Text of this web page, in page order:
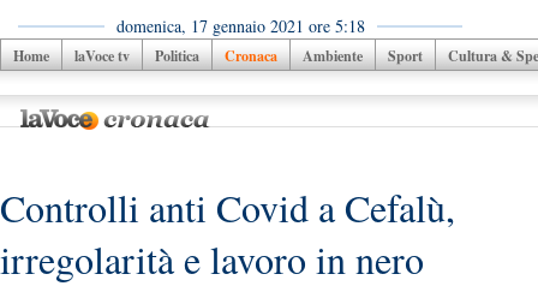
domenica, 17 gennaio 2021 ore 5:18
Home laVoce tv Politica Cronaca Ambiente Sport Cultura &
Controlli anti Covid a Cefalù,
irregolarità e lavoro in nero